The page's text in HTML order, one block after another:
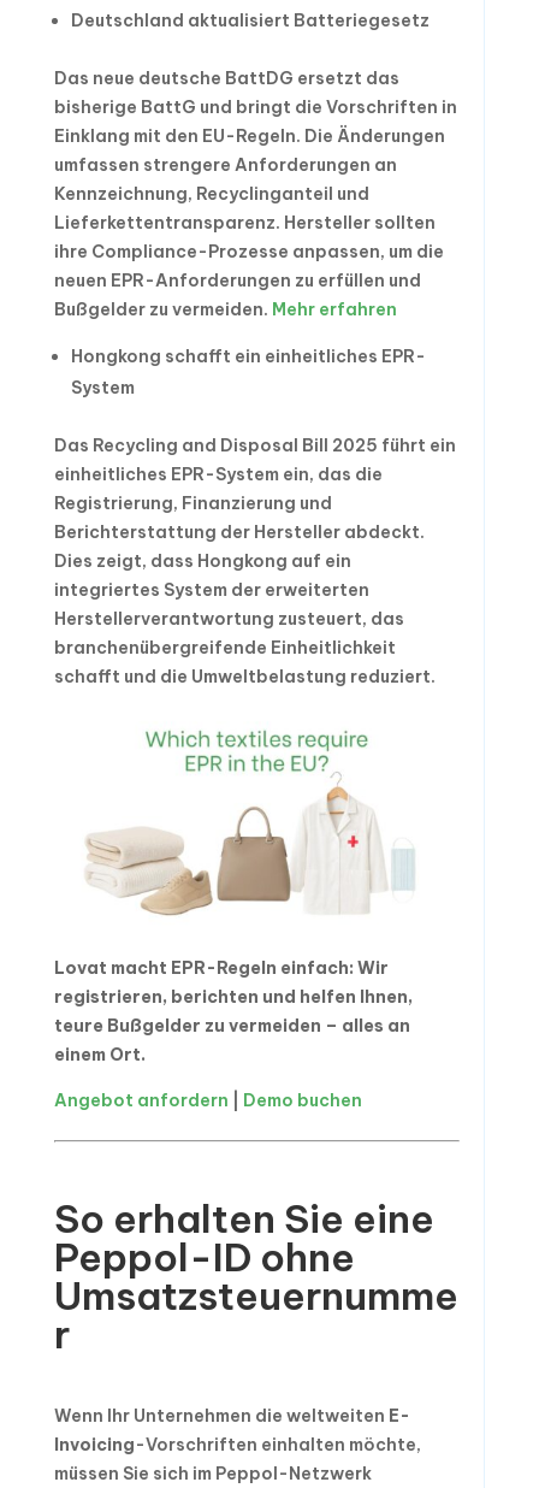
Deutschland aktualisiert Batteriegesetz
Das neue deutsche BattDG ersetzt das
bisherige BattG und bringt die Vorschriften in
Einklang mit den EU-Regeln. Die Änderungen
umfassen strengere Anforderungen an
Kennzeichnung, Recyclinganteil und
Lieferkettentransparenz. Hersteller sollten
ihre Compliance-Prozesse anpassen, um die
neuen EPR-Anforderungen zu erfüllen und
Bußgelder zu vermeiden. Mehr erfahren
Hongkong schafft ein einheitliches EPR-
System
Das Recycling and Disposal Bill 2025 führt ein
einheitliches EPR-System ein, das die
Registrierung, Finanzierung und
Berichterstattung der Hersteller abdeckt.
Dies zeigt, dass Hongkong auf ein
integriertes System der erweiterten
Herstellerverantwortung zusteuert, das
branchenübergreifende Einheitlichkeit
schafft und die Umweltbelastung reduziert.
Lovat macht EPR-Regeln einfach: Wir
registrieren, berichten und helfen Ihnen,
teure Bußgelder zu vermeiden – alles an
einem Ort.
Angebot anfordern Demo buchen
So erhalten Sie eine
Peppol-ID ohne
Umsatzsteuernumme
r
Wenn Ihr Unternehmen die weltweiten E-
Invoicing-Vorschriften einhalten möchte,
müssen Sie sich im Peppol-Netzwerk